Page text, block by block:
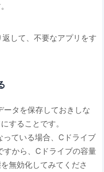
して、不要なアプリをす
ータを保存しておきしな
することです。
ている場合、Cドライブ
すから、Cドライブの容量
無効化してみてくださ